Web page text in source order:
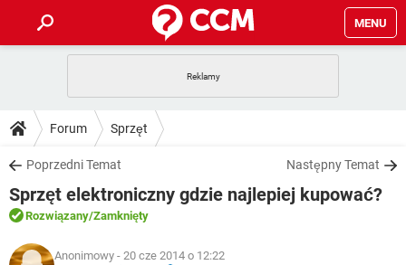
MENU
GRY
SPOTIFY
INSTAGRAM FACEBOOK
WINDOWS 10
PORADY
PlayStation
SPOTIFY
INSTAGRAM
DO POBRANIA
ANDROID TIKTOK
GRY
IOS NETFLIX
FORUM
COVID-19
ARTYKUŁY
Forum Sprzęt
Poprzedni Temat Następny Temat
Sprzęt elektroniczny gdzie najlepiej kupować?
Rozwiązany/Zamknięty
Anonimowy - 20 cze 2014 o 12:22